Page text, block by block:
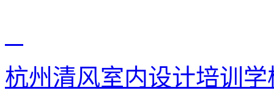
杭州清风室内设计培训学